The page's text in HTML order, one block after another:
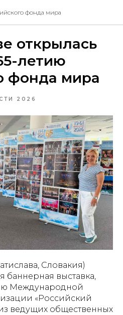
фонда мира
открылась
летию
фонда мира
2026
Словакия)
баннерная выставка,
Международной
«Российский
ведущих общественных